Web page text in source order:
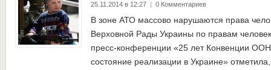
25.11.2014 в 12:27 | 0 Комментариев
В зоне АТО массово нарушаются права
Верховной Рады Украины по правам
пресс-конференции «25 лет Конвенции
состояние реализации в Украине»